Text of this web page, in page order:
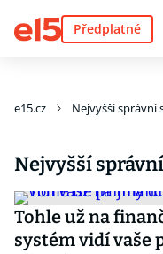
Předplatné
e15.cz Nejvyšší správní
Nejvyšší
Tohle už na
systém vidí vaše